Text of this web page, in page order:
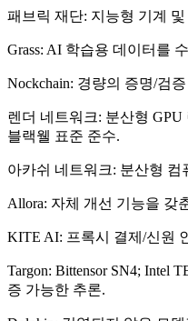
패브릭 재단: 지능형 기계
Grass: AI 학습용 데이터를
Nockchain: 경량의 증명/검
렌더 네트워크: 분산형
블랙웰 표준 준수.
아카쉬 네트워크: 분산형 컴
Allora: 자체 개선 기능을 갖
KITE AI: 프록시 결제/신원
Targon: Bittensor SN4; Intel
증 가능한 추론.